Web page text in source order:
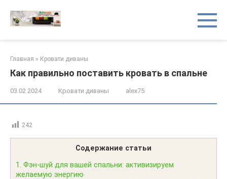
контенту
Главная » Кровати диваны
Как правильно поставить кровать в спальне
03.02.2024 Кровати диваны alex75
242
Содержание статьи
1.
Фэн-шуй для вашей спальни: активизируем
желаемую энергию